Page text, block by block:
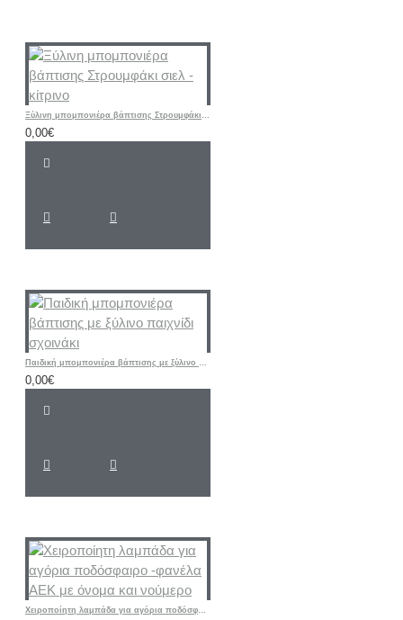
Ξύλινη μπομπονιέρα βάπτισης Στρουμφάκι σιελ - κίτρινο
0,00€
Παιδική μπομπονιέρα βάπτισης με ξύλινο παιχνίδι σχοινάκι
0,00€
Χειροποίητη λαμπάδα για αγόρια ποδόσφαιρο -φανέλα ΑΕΚ με όνομα και νούμερο